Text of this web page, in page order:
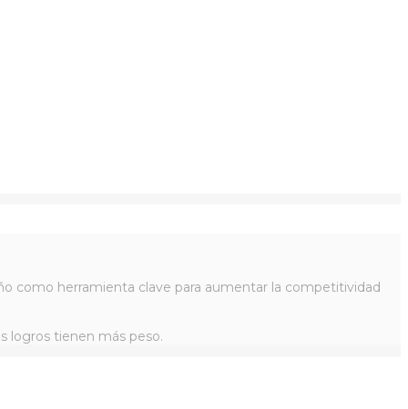
como herramienta clave para aumentar la competitividad
logros tienen más peso.